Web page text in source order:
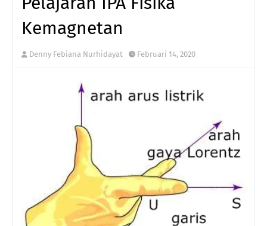
Kemagnetan
Denny Febiana Nurhidayat Februari 14, 2020